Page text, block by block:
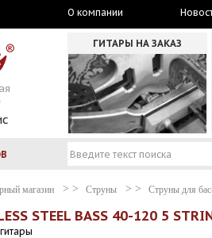
О компании
ГИТАРЫ НА ЗАКАЗ
магазин Струны Струны для
STEEL BASS 40-120 5